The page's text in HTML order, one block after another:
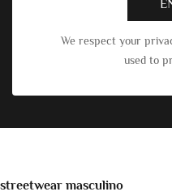
We respect your
used to
streetwear masculino